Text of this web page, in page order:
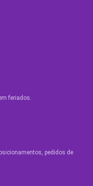
feriados.
pedidos de